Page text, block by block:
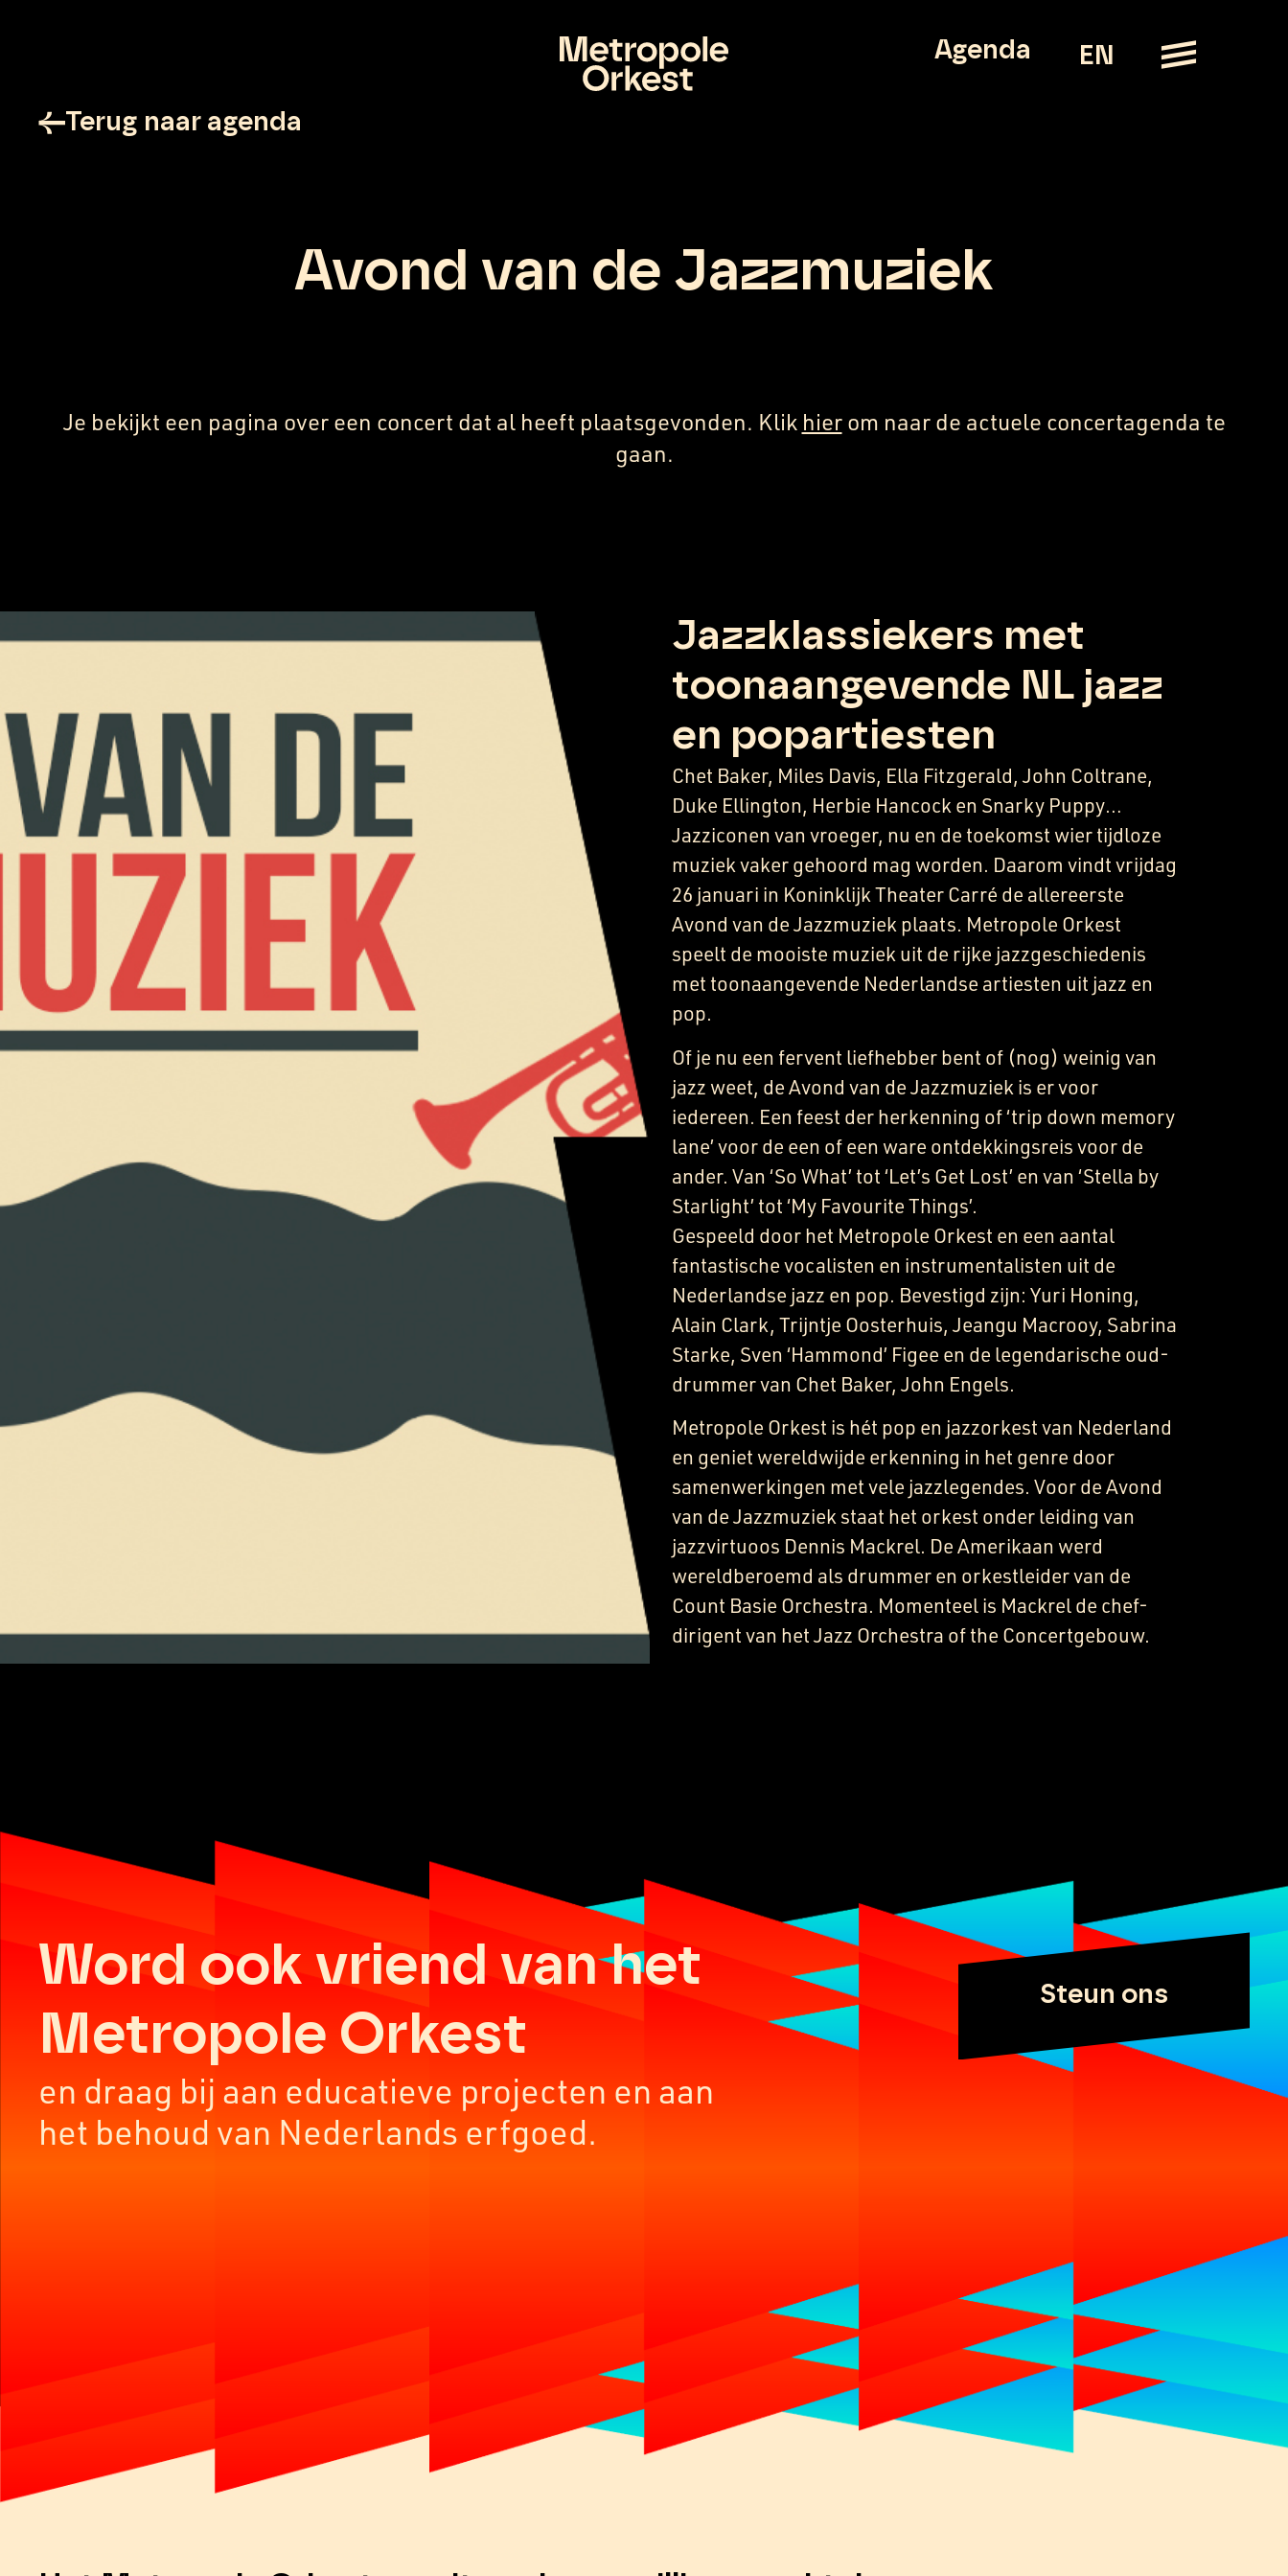
Agenda EN
Terug naar agenda
Avond van de Jazzmuziek
Je bekijkt een pagina over een concert dat al heeft plaatsgevonden. Klik hierom naar de actuele concertagenda te
gaan.
Jazzklassiekers met
toonaangevende NL jazz
en popartiesten
Chet Baker, Miles Davis, Ella Fitzgerald, John Coltrane,
Duke Ellington, Herbie Hancock en Snarky Puppy…
Jazziconen van vroeger, nu en de toekomst wier tijdloze
muziek vaker gehoord mag worden. Daarom vindt vrijdag
26 januari in Koninklijk Theater Carré de allereerste
Avond van de Jazzmuziek plaats. Metropole Orkest
speelt de mooiste muziek uit de rijke jazzgeschiedenis
met toonaangevende Nederlandse artiesten uit jazz en
pop.
Of je nu een fervent liefhebber bent of (nog) weinig van
jazz weet, de Avond van de Jazzmuziek is er voor
iedereen. Een feest der herkenning of ‘trip down memory
lane’ voor de een of een ware ontdekkingsreis voor de
ander. Van ‘So What’ tot ‘Let’s Get Lost’ en van ‘Stella by
Starlight’ tot ‘My Favourite Things’.
Gespeeld door het Metropole Orkest en een aantal
fantastische vocalisten en instrumentalisten uit de
Nederlandse jazz en pop. Bevestigd zijn: Yuri Honing,
Alain Clark, Trijntje Oosterhuis, Jeangu Macrooy, Sabrina
Starke, Sven ‘Hammond’ Figee en de legendarische oud-
drummer van Chet Baker, John Engels.
Metropole Orkest is hét pop en jazzorkest van Nederland
en geniet wereldwijde erkenning in het genre door
samenwerkingen met vele jazzlegendes. Voor de Avond
van de Jazzmuziek staat het orkest onder leiding van
jazzvirtuoos Dennis Mackrel. De Amerikaan werd
wereldberoemd als drummer en orkestleider van de
Count Basie Orchestra. Momenteel is Mackrel de chef-
dirigent van het Jazz Orchestra of the Concertgebouw.
Word ook vriend van het
Metropole Orkest
en draag bij aan educatieve projecten en aan
het behoud van Nederlands erfgoed.
Steun ons